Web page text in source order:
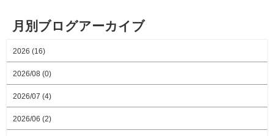
月別ブログアーカイブ
2026 (16)
2026/08 (0)
2026/07 (4)
2026/06 (2)